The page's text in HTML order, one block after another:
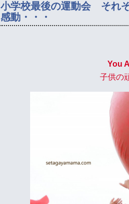
小学校最後の運動会 それ
感動・・・
You
子供の